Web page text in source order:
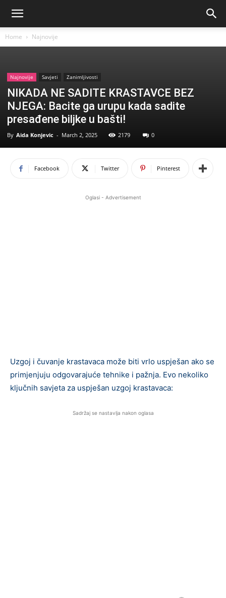
Home Najnovije
Najnovije Savjeti Zanimljivosti
NIKADA NE SADITE KRASTAVCE BEZ
NJEGA: Bacite ga urupu kada sadite
presađene biljke u bašti!
By Aida Konjevic - March 2, 2025 2179 0
Facebook Twitter Pinterest
Oglasi - Advertisement
Uzgoj i čuvanje krastavaca može biti vrlo uspješan ako se
primjenjuju odgovarajuće tehnike i pažnja. Evo nekoliko
ključnih savjeta za uspješan uzgoj krastavaca:
Sadržaj se nastavlja nakon oglasa